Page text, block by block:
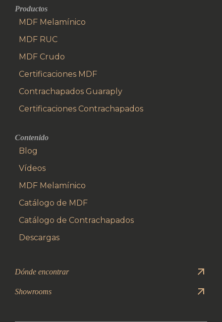
Productos
MDF Melamínico
MDF RUC
MDF Crudo
Certificaciones MDF
Contrachapados Guaraply
Certificaciones Contrachapados
Contenido
Blog
Vídeos
MDF Melamínico
Catálogo de MDF
Catálogo de Contrachapados
Descargas
Dónde encontrar
Showrooms